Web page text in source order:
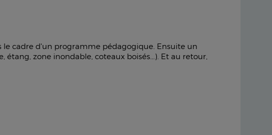
le cadre d'un programme pédagogique. Ensuite un
zone inondable, coteaux boisés...). Et au retour,